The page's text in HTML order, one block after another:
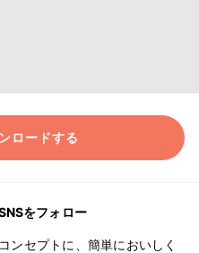
ロードする
をフォロー
ンセプトに、簡単においしく